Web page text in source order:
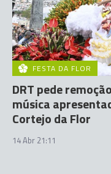
FESTA DA FLOR
DRT pede
música
Cortejo da Flor
14 Abr 21:11